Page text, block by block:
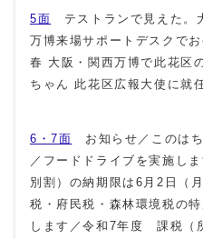
5面 テストランで見えた。
万博来場サポートデスクで
春 大阪・関西万博で此花区
ちゃん 此花区広報大使に就任
6・7面 お知らせ／このは
／フードドライブを実施し
別割）の納期限は6月2日（
税・府民税・森林環境税の
します／令和7年度 課税（